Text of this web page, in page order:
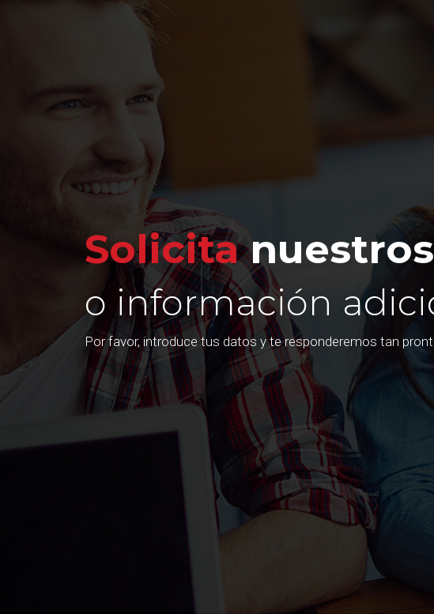
Solicita
o información
Por favor, introduce tus datos y te responderemos tan